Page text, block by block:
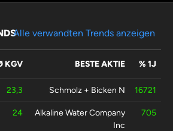
KGV BESTE AKTIE % 1J
23,3 Schmolz + Bicken N 16721
24
Alkaline Water Company
Inc
705
Alle verwandten Trends anzeigen